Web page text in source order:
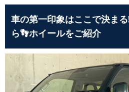
車の第一印象はここで決まる
ら👣ホイールをご紹介